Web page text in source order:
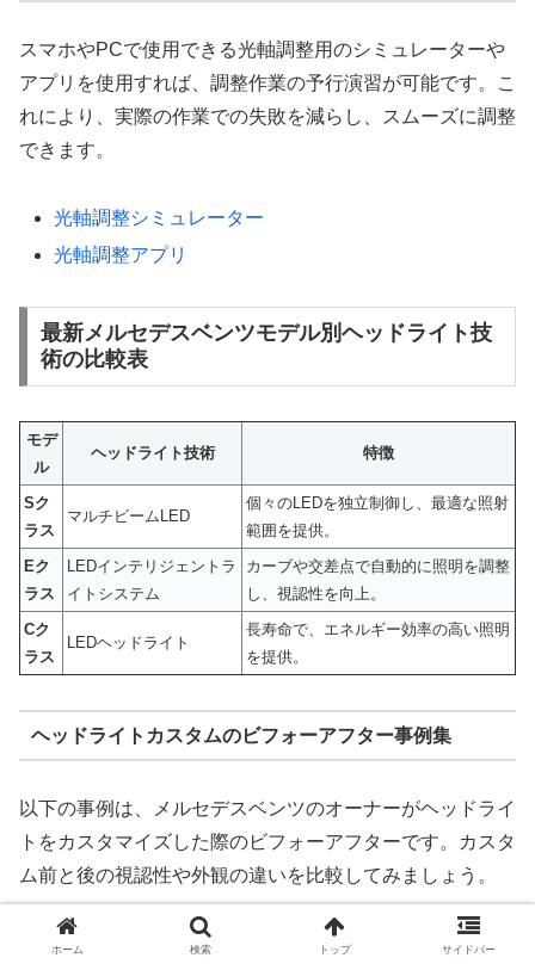
スマホやPCで使用できる光軸調整用のシミュレーターや
アプリを使用すれば、調整作業の予行演習が可能です。こ
れにより、実際の作業での失敗を減らし、スムーズに調整
できます。
光軸調整シミュレーター
光軸調整アプリ
最新メルセデスベンツモデル別ヘッドライト技
術の比較表
モデ
ル
ヘッドライト技術 特徴
Sク
ラス
マルチビームLED
個々のLEDを独立制御し、最適な照射
範囲を提供。
Eク
ラス
LEDインテリジェントラ
イトシステム
カーブや交差点で自動的に照明を調整
し、視認性を向上。
Cク
ラス
LEDヘッドライト
長寿命で、エネルギー効率の高い照明
を提供。
ヘッドライトカスタムのビフォーアフター事例集
以下の事例は、メルセデスベンツのオーナーがヘッドライ
トをカスタマイズした際のビフォーアフターです。カスタ
ム前と後の視認性や外観の違いを比較してみましょう。
ホーム 検索 トップ サイドバー